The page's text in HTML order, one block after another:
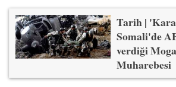
Tarih |
Somali'de
verdiği
Muharebesi